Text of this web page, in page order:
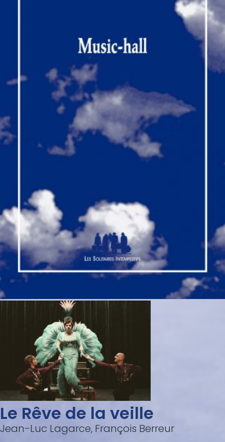
Le Rêve de la veille
Jean-Luc Lagarce, François Berreur